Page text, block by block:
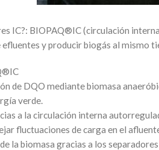
IC?: BIOPAQ®IC (circulación
y producir biogás al mismo
de DQO mediante biomasa
verde.
a la circulación interna
fluctuaciones de carga en el
la biomasa gracias a los